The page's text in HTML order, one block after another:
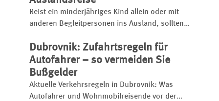
Reist ein minderjähriges Kind allein oder mit
anderen Begleitpersonen ins Ausland, sollten
rechtzeitig prüfen. Welche Unterlagen
mitzuführen sind und worauf sonst zu achten
ist, zeigt dieser Überblick.
Dubrovnik: Zufahrtsregeln für
Autofahrer – so vermeiden Sie
Bußgelder
Aktuelle Verkehrsregeln in Dubrovnik: Was
Autofahrer und Wohnmobilreisende vor der